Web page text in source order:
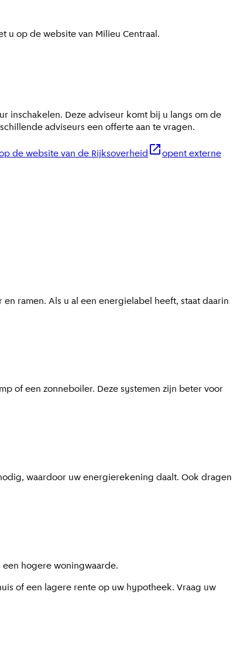
u op de website van Milieu Centraal.
inschakelen. Deze adviseur komt bij u langs om de
adviseurs een offerte aan te vragen.
de website van de Rijksoverheid
opent externe
ramen. Als u al een energielabel heeft, staat daarin
of een zonneboiler. Deze systemen zijn beter voor
waardoor uw energierekening daalt. Ook dragen
hogere woningwaarde.
of een lagere rente op uw hypotheek. Vraag uw